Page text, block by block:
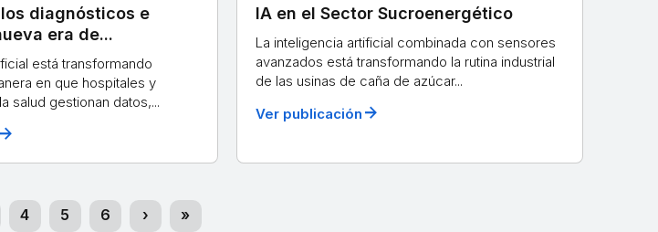
diagnósticos e
era de...
está transformando
en que hospitales y
salud gestionan datos,...
arrow_forward
IA en el Sector Sucroenergético
La inteligencia artificial combinada con sensores
avanzados está transformando la rutina industrial
de las usinas de caña de azúcar...
Ver publicación arrow_forward
4 5 6 › »